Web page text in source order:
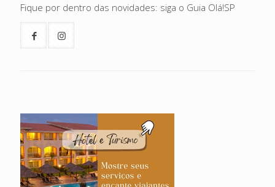
Fique por dentro das novidades: siga o Guia Olá!SP